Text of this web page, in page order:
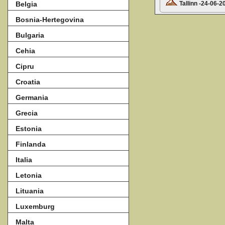
Belgia
Bosnia-Hertegovina
Bulgaria
Cehia
Cipru
Croatia
Germania
Grecia
Estonia
Finlanda
Italia
Letonia
Lituania
Luxemburg
Malta
Tallinn -24-06-